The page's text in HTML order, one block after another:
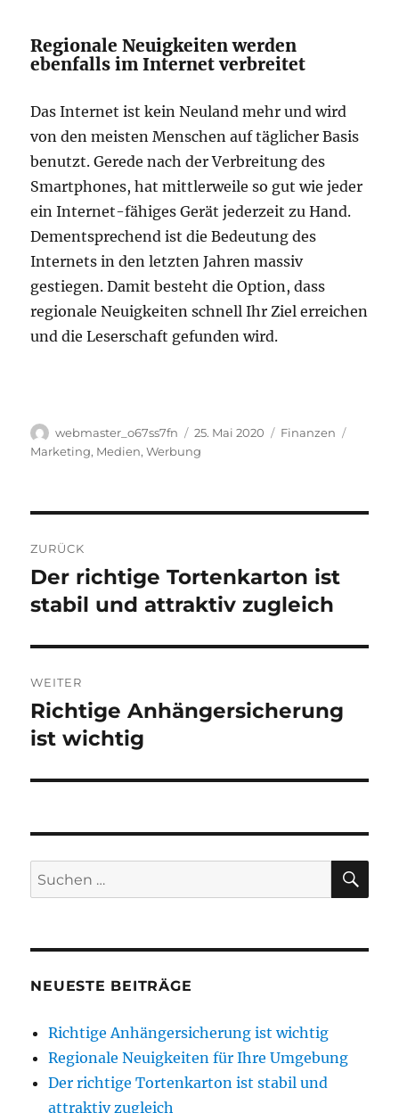
Regionale Neuigkeiten werden
ebenfalls im Internet verbreitet
Das Internet ist kein Neuland mehr und wird
von den meisten Menschen auf täglicher Basis
benutzt. Gerede nach der Verbreitung des
Smartphones, hat mittlerweile so gut wie jeder
ein Internet-fähiges Gerät jederzeit zu Hand.
Dementsprechend ist die Bedeutung des
Internets in den letzten Jahren massiv
gestiegen. Damit besteht die Option, dass
regionale Neuigkeiten schnell Ihr Ziel erreichen
und die Leserschaft gefunden wird.
Autor
webmaster_o67ss7fn
Veröffentlicht
am
25. Mai 2020 Kategorien
Finanzen
Marketing, Medien,Werbung
ZURÜCK
Vorheriger
Beitrag:
Der richtige Tortenkarton ist
stabil und attraktiv zugleich
WEITER
Nächster
Beitrag:
Richtige Anhängersicherung
ist wichtig
Suchen
nach:
NEUESTE BEITRÄGE
Richtige Anhängersicherung ist wichtig
Regionale Neuigkeiten für Ihre Umgebung
Der richtige Tortenkarton ist stabil und
attraktiv zugleich